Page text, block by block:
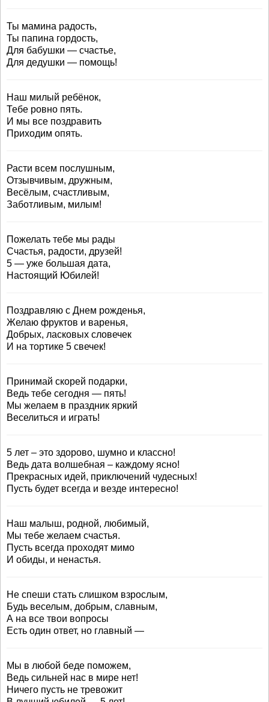
Ты мамина радость,
Ты папина гордость,
Для бабушки — счастье,
Для дедушки — помощь!
Наш милый ребёнок,
Тебе ровно пять.
И мы все поздравить
Приходим опять.
Расти всем послушным,
Отзывчивым, дружным,
Весёлым, счастливым,
Заботливым, милым!
Пожелать тебе мы рады
Счастья, радости, друзей!
5 — уже большая дата,
Настоящий Юбилей!
Поздравляю с Днем рожденья,
Желаю фруктов и варенья,
Добрых, ласковых словечек
И на тортике 5 свечек!
Принимай скорей подарки,
Ведь тебе сегодня — пять!
Мы желаем в праздник яркий
Веселиться и играть!
5 лет – это здорово, шумно и классно!
Ведь дата волшебная – каждому ясно!
Прекрасных идей, приключений чудесных!
Пусть будет всегда и везде интересно!
Наш малыш, родной, любимый,
Мы тебе желаем счастья.
Пусть всегда проходят мимо
И обиды, и ненастья.
Не спеши стать слишком взрослым,
Будь веселым, добрым, славным,
А на все твои вопросы
Есть один ответ, но главный —
Мы в любой беде поможем,
Ведь сильней нас в мире нет!
Ничего пусть не тревожит